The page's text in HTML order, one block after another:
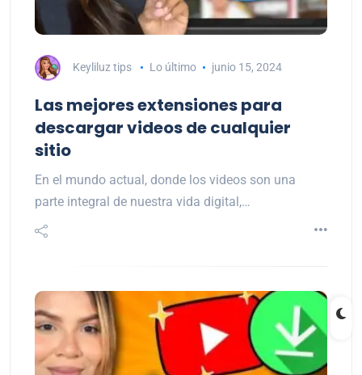
Keyliluz tips Lo último junio 15, 2024
Las mejores extensiones para
descargar videos de cualquier
sitio
En el mundo actual, donde los videos son una
parte integral de nuestra vida digital,…